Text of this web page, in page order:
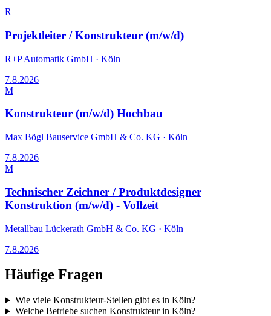
R
Projektleiter / Konstrukteur (m/w/d)
R+P Automatik GmbH · Köln
7.8.2026
M
Konstrukteur (m/w/d) Hochbau
Max Bögl Bauservice GmbH & Co. KG · Köln
7.8.2026
M
Technischer Zeichner / Produktdesigner
Konstruktion (m/w/d) - Vollzeit
Metallbau Lückerath GmbH & Co. KG · Köln
7.8.2026
Häufige Fragen
Wie viele Konstrukteur-Stellen gibt es in Köln?
Welche Betriebe suchen Konstrukteur in Köln?